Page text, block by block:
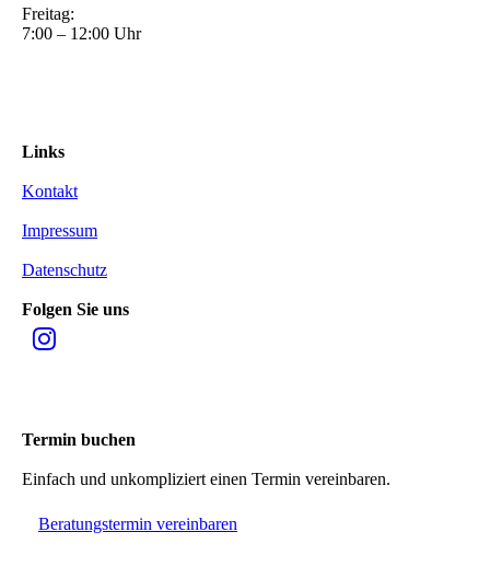
Freitag:
7:00 – 12:00 Uhr
Links
Kontakt
Impressum
Datenschutz
Folgen Sie uns
Termin buchen
Einfach und unkompliziert einen Termin vereinbaren.
Beratungstermin vereinbaren